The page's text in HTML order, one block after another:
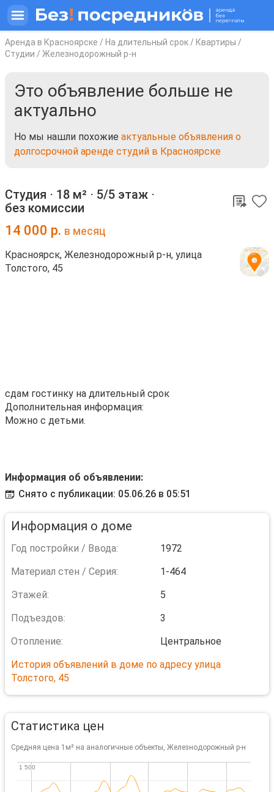
Аренда в Красноярске / На длительный срок / Квартиры /
Студии / Железнодорожный р-н
Это объявление больше не
актуально
Но мы нашли похожие актуальные объявления о
долгосрочной аренде студий в Красноярске
Студия ⋅ 18 м² ⋅ 5/5 этаж ⋅
без комиссии
14 000 р. в месяц
Красноярск, Железнодорожный р-н, улица
Толстого, 45
сдам гостинку на длительный срок
Дополнительная информация:
Можно с детьми.
Информация об объявлении:
Снято с публикации: 05.06.26 в 05:51
Информация о доме
Год постройки / Ввода:
1972
Материал стен / Серия:
1-464
Этажей:
5
Подъездов:
3
Отопление:
Центральное
История объявлений в доме по адресу улица
Толстого, 45
Статистика цен
Средняя цена 1м² на аналогичные объекты, Железнодорожный р-н
1 500
1 500